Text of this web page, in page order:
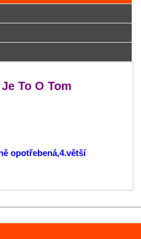
To O Tom
opotřebená,4.větší